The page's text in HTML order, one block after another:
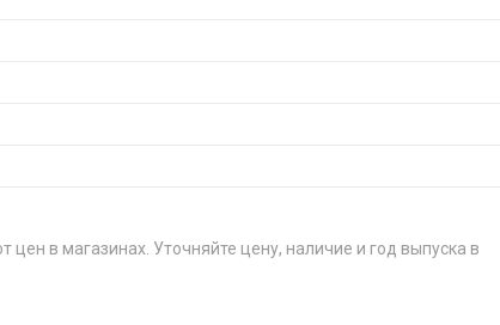
цен в магазинах. Уточняйте цену, наличие и год выпуска в